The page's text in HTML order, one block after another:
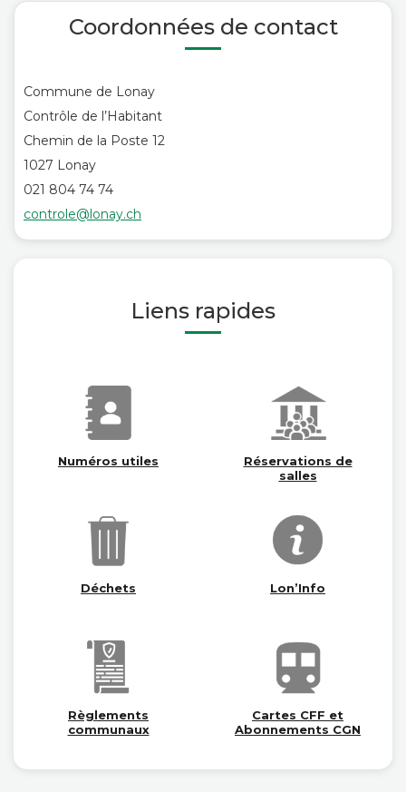
Coordonnées de contact
Commune de Lonay
Contrôle de l’Habitant
Chemin de la Poste 12
1027 Lonay
021 804 74 74
controle@lonay.ch
Liens rapides
Numéros utiles
Réservations de
salles
Déchets Lon’Info
Règlements
communaux
Cartes CFF et
Abonnements CGN